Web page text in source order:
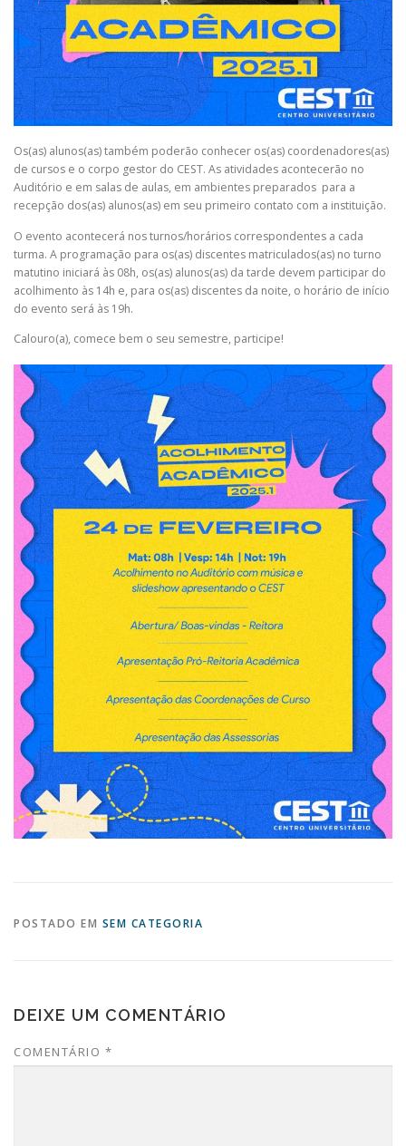
Os(as) alunos(as) também poderão conhecer os(as) coordenadores(as)
de cursos e o corpo gestor do CEST. As atividades acontecerão no
Auditório e em salas de aulas, em ambientes preparados para a
recepção dos(as) alunos(as) em seu primeiro contato com a instituição.
O evento acontecerá nos turnos/horários correspondentes a cada
turma. A programação para os(as) discentes matriculados(as) no turno
matutino iniciará às 08h, os(as) alunos(as) da tarde devem participar do
acolhimento às 14h e, para os(as) discentes da noite, o horário de início
do evento será às 19h.
Calouro(a), comece bem o seu semestre, participe!
POSTADO EM SEM CATEGORIA
DEIXE UM COMENTÁRIO
COMENTÁRIO *